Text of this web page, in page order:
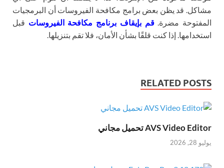
مشاكل. قد يظن بعض برامج مكافحة الفيروسات أن البرمجيات
المفتوحة مضرة.قم بإيقاف برنامج مكافحة الفيروسات قبل
استخدامها. إذا كنت قلقًا بشأن الأمان، فلا تقم بتنزيلها.
RELATED POSTS
AVS Video Editor تحميل مجاني
يوليو 28, 2026